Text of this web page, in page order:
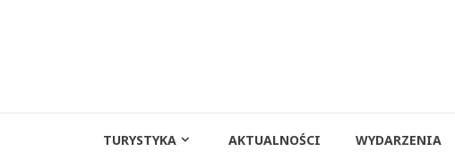
TURYSTYKA AKTUALNOŚCI WYDARZENIA